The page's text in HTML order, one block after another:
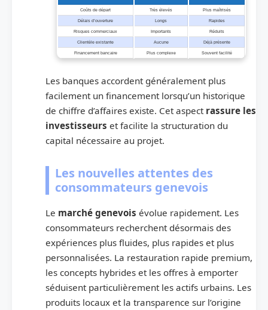
Coûts de départ Très élevés Plus maîtrisés
Délais d’ouverture Longs Rapides
Risques commerciaux Importants Réduits
Clientèle existante Aucune Déjà présente
Financement bancaire Plus complexe Souvent facilité
Les banques accordent généralement plus
facilement un financement lorsqu’un historique
de chiffre d’affaires existe. Cet aspect rassure les
investisseurs et facilite la structuration du
capital nécessaire au projet.
Les nouvelles attentes des
consommateurs genevois
Le marché genevois évolue rapidement. Les
consommateurs recherchent désormais des
expériences plus fluides, plus rapides et plus
personnalisées. La restauration rapide premium,
les concepts hybrides et les offres à emporter
séduisent particulièrement les actifs urbains. Les
produits locaux et la transparence sur l’origine